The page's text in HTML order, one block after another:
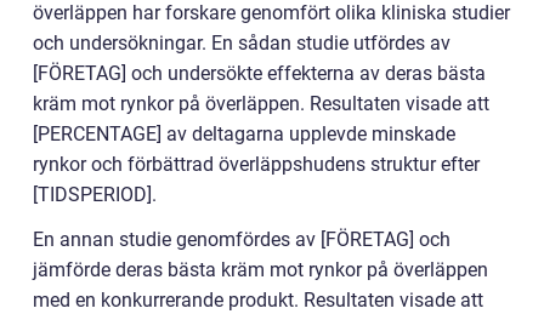
överläppen har forskare genomfört olika kliniska studier
och undersökningar. En sådan studie utfördes av
[FÖRETAG] och undersökte effekterna av deras bästa
kräm mot rynkor på överläppen. Resultaten visade att
[PERCENTAGE] av deltagarna upplevde minskade
rynkor och förbättrad överläppshudens struktur efter
[TIDSPERIOD].
En annan studie genomfördes av [FÖRETAG] och
jämförde deras bästa kräm mot rynkor på överläppen
med en konkurrerande produkt. Resultaten visade att